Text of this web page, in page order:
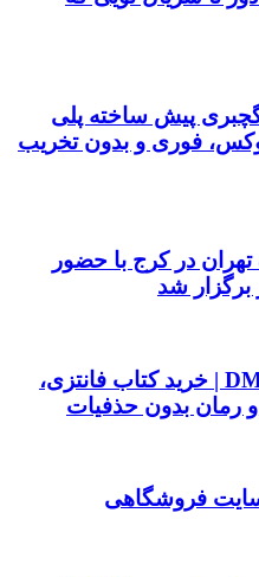
گچبری پیش ساخته پلی
فوری و بدون تخریب
تهران در کرج با حضور
شد
فروشگاه کتاب DMDBook | خرید کتاب فانتزی،
رمان بدون حذفیات
فروشگاهی